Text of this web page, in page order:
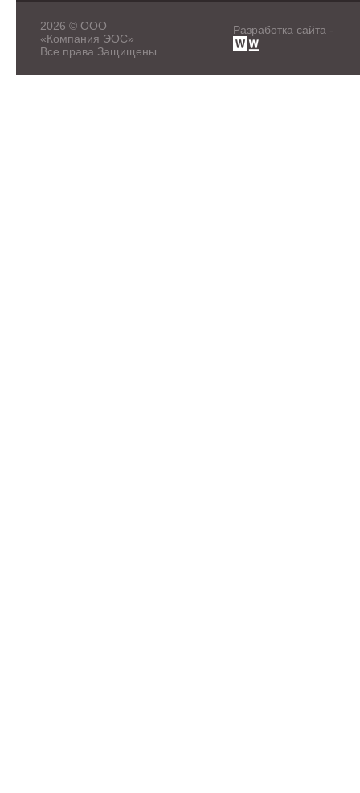
2026 © ООО
«Компания ЭОС»
Все права Защищены
Разработка сайта -